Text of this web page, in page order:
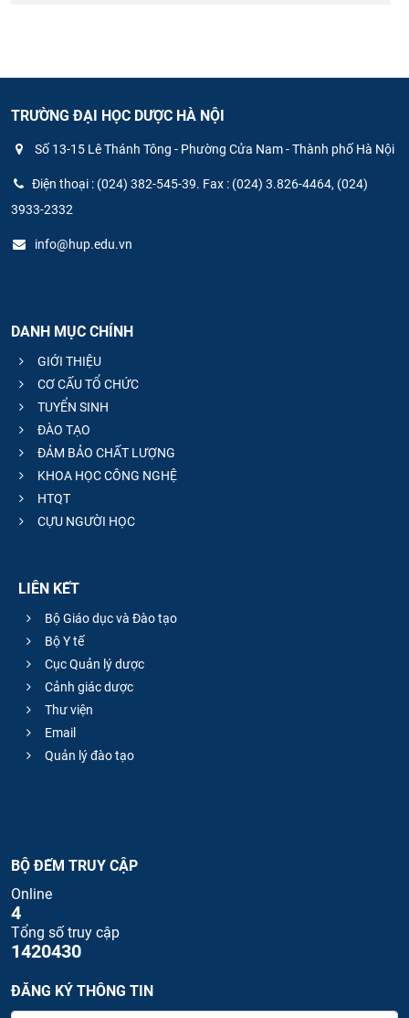
TRƯỜNG ĐẠI HỌC DƯỢC HÀ NỘI
Số 13-15 Lê Thánh Tông - Phường Cửa Nam - Thành phố Hà Nội
Điện thoại : (024) 382-545-39. Fax : (024) 3.826-4464, (024)
3933-2332
info@hup.edu.vn
DANH MỤC CHÍNH
GIỚI THIỆU
CƠ CẤU TỔ CHỨC
TUYỂN SINH
ĐÀO TẠO
ĐẢM BẢO CHẤT LƯỢNG
KHOA HỌC CÔNG NGHỆ
HTQT
CỰU NGƯỜI HỌC
LIÊN KẾT
Bộ Giáo dục và Đào tạo
Bộ Y tế
Cục Quản lý dược
Cảnh giác dược
Thư viện
Email
Quản lý đào tạo
BỘ ĐẾM TRUY CẬP
Online
4
Tổng số truy cập
1420430
ĐĂNG KÝ THÔNG TIN